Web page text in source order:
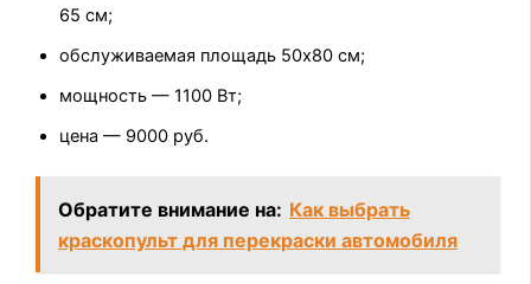
65 см;
обслуживаемая площадь 50х80 см;
мощность — 1100 Вт;
цена — 9000 руб.
Обратите внимание на: Как выбрать
краскопульт для перекраски автомобиля